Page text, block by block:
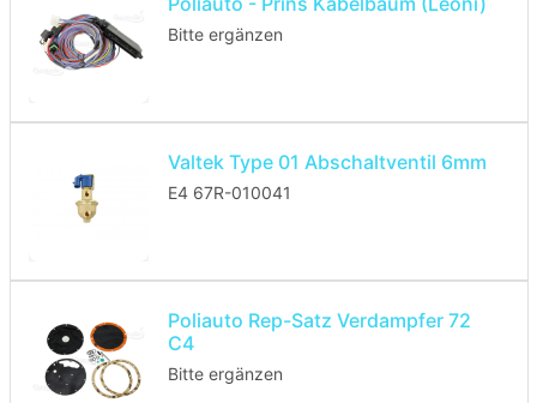
Bitte ergänzen
Valtek Type 01 Abschaltventil 6mm
E4 67R-010041
Poliauto Rep-Satz Verdampfer 72
C4
Bitte ergänzen